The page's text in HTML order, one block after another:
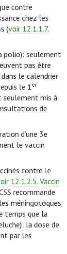
contre
chez les
(voir 12.1.1.7.
polio): seulement
pas être
le calendrier
le 1er
mis à
de
d’une 3e
le vaccin
contre le
12.1.2.5. Vaccin
recommande
méningocoques
temps que la
la dose de
par les